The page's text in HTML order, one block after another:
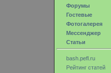
Форумы
Гостевые
Фотогалерея
Мессенджер
Статьи
bash.pefl.ru
Рейтинг статей